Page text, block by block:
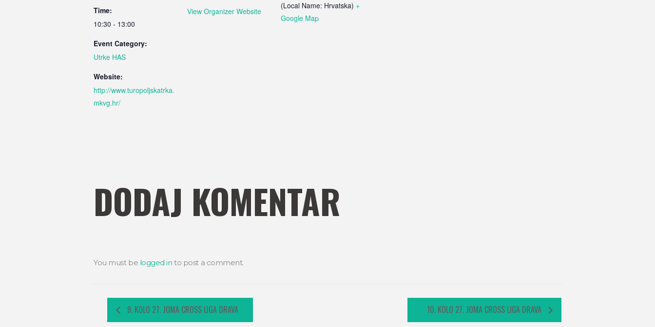
Time:
10:30 - 13:00
Event Category:
Utrke HAS
Website:
http://www.turopoljskatrka.
mkvg.hr/
View Organizer Website
(Local Name: Hrvatska) +
Google Map
DODAJ KOMENTAR
You must be logged in to post a comment.
9. KOLO 27. JOMA CROSS LIGA DRAVA 10. KOLO 27. JOMA CROSS LIGA DRAVA